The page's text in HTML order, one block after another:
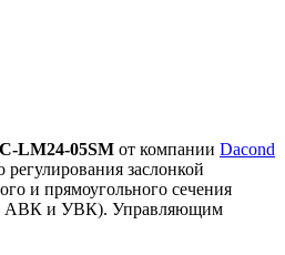
LM24-05SM от компании Dacond
регулирования заслонкой
и прямоугольного сечения
АВК и УВК). Управляющим